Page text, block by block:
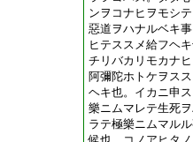
ンヲコナヒヲモシ
惡道ヲハナルベキ
ヒテススメ給フヘ
チリバカリモカナ
阿彌陀ホトケヲス
ヘキ也。イカニ申
樂ニムマレテ生死
ラテ極樂ニムマル